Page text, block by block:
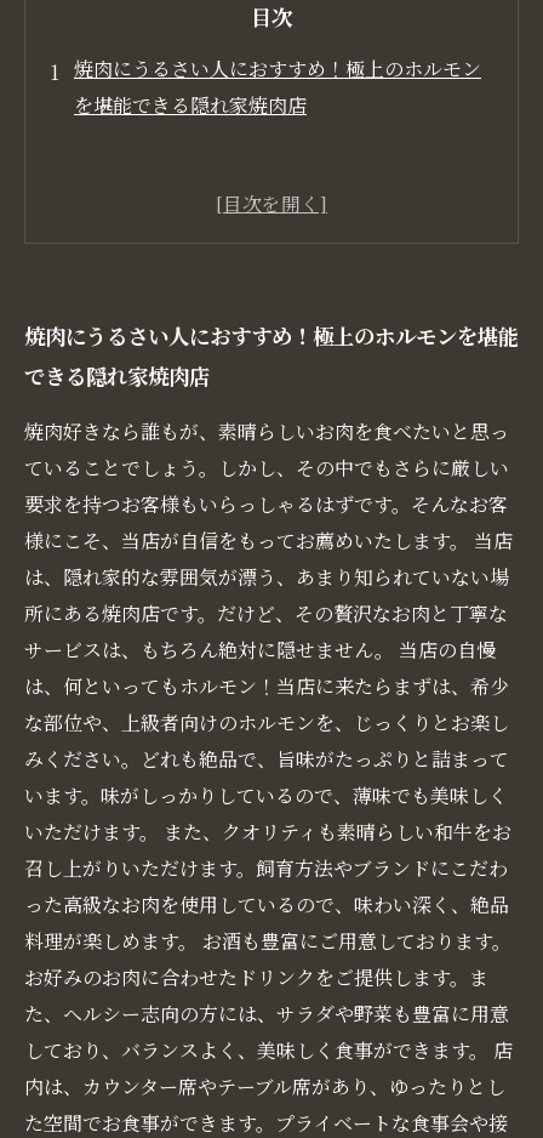
目次
焼肉にうるさい人におすすめ！極上のホルモン
を堪能できる隠れ家焼肉店
焼肉にうるさい人におすすめ！極上のホルモンを堪能
できる隠れ家焼肉店
焼肉好きなら誰もが、素晴らしいお肉を食べたいと思っ
ていることでしょう。しかし、その中でもさらに厳しい
要求を持つお客様もいらっしゃるはずです。そんなお客
様にこそ、当店が自信をもってお薦めいたします。 当店
は、隠れ家的な雰囲気が漂う、あまり知られていない場
所にある焼肉店です。だけど、その贅沢なお肉と丁寧な
サービスは、もちろん絶対に隠せません。 当店の自慢
は、何といってもホルモン！当店に来たらまずは、希少
な部位や、上級者向けのホルモンを、じっくりとお楽し
みください。どれも絶品で、旨味がたっぷりと詰まって
います。味がしっかりしているので、薄味でも美味しく
いただけます。 また、クオリティも素晴らしい和牛をお
召し上がりいただけます。飼育方法やブランドにこだわ
った高級なお肉を使用しているので、味わい深く、絶品
料理が楽しめます。 お酒も豊富にご用意しております。
お好みのお肉に合わせたドリンクをご提供します。ま
た、ヘルシー志向の方には、サラダや野菜も豊富に用意
しており、バランスよく、美味しく食事ができます。 店
内は、カウンター席やテーブル席があり、ゆったりとし
た空間でお食事ができます。プライベートな食事会や接